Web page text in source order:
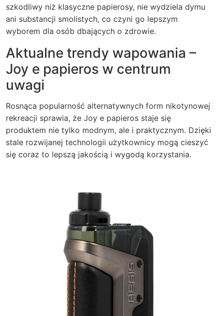
szkodliwy niż klasyczne papierosy, nie wydziela dymu
ani substancji smolistych, co czyni go lepszym
wyborem dla osób dbających o zdrowie.
Aktualne trendy wapowania –
Joy e papieros w centrum
uwagi
Rosnąca popularność alternatywnych form nikotynowej
rekreacji sprawia, że Joy e papieros staje się
produktem nie tylko modnym, ale i praktycznym. Dzięki
stale rozwijanej technologii użytkownicy mogą cieszyć
się coraz to lepszą jakością i wygodą korzystania.